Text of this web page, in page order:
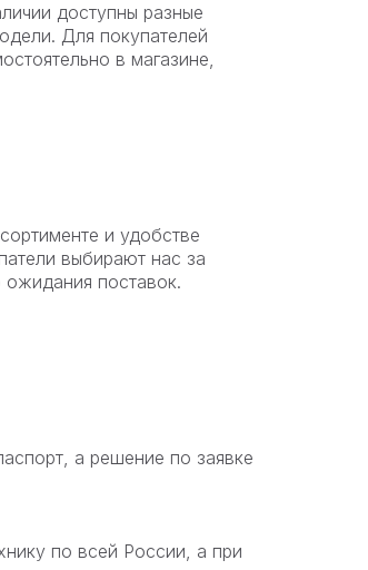
доступны разные
Для покупателей
в магазине,
и удобстве
выбирают нас за
ожидания поставок.
а решение по заявке
по всей России, а при